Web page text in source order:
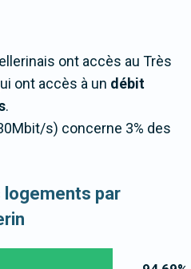
ont accès au Très
ont accès à un débit
.
s) concerne 3% des
logements par